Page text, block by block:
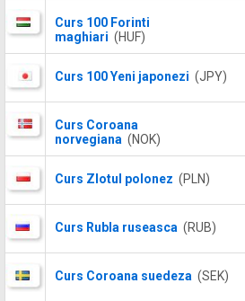
Curs 100 Forinti
maghiari (HUF)
Curs 100 Yeni japonezi (JPY)
Curs Coroana
norvegiana (NOK)
Curs Zlotul polonez (PLN)
Curs Rubla ruseasca (RUB)
Curs Coroana suedeza (SEK)